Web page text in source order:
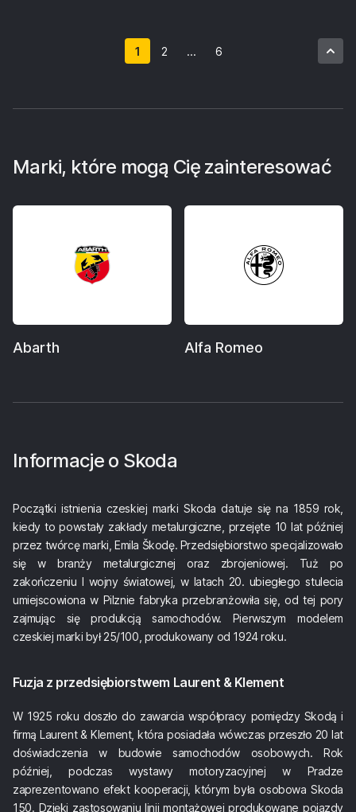
1 2 ... 6
Marki, które mogą Cię zainteresować
Abarth Alfa Romeo
Informacje o Skoda
Początki istnienia czeskiej marki Skoda datuje się na 1859 rok,
kiedy to powstały zakłady metalurgiczne, przejęte 10 lat później
przez twórcę marki, Emila Škodę. Przedsiębiorstwo specjalizowało
się w branży metalurgicznej oraz zbrojeniowej. Tuż po
zakończeniu I wojny światowej, w latach 20. ubiegłego stulecia
umiejscowiona w Pilznie fabryka przebranżowiła się, od tej pory
zajmując się produkcją samochodów. Pierwszym modelem
czeskiej marki był 25/100, produkowany od 1924 roku.
Fuzja z przedsiębiorstwem Laurent & Klement
W 1925 roku doszło do zawarcia współpracy pomiędzy Skodą i
firmą Laurent & Klement, która posiadała wówczas przeszło 20 lat
doświadczenia w budowie samochodów osobowych. Rok
później, podczas wystawy motoryzacyjnej w Pradze
zaprezentowano efekt kooperacji, którym była osobowa Skoda
150. Dzięki zastosowaniu linii montażowej produkowane pojazdy